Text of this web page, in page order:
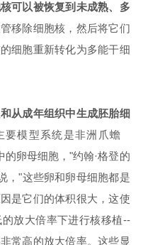
可以被恢复到未成熟、多
移除细胞核，然后将它们
细胞重新转化为多能干细
从成年组织中生成胚胎细
要模型系统是非洲爪蟾
的卵母细胞，"约翰·格登的
，"这些卵和卵母细胞都是
是它们的体积很大，这使
放大倍率下进行核移植--
常高的放大倍率。这些显